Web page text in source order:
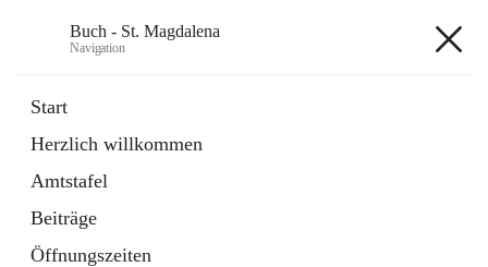
Buch - St. Magdalena
Navigation
Start
Herzlich willkommen
Amtstafel
Beiträge
Öffnungszeiten
11 Schnellzugriffe
Bürgerservice
10 Schnellzugriffe